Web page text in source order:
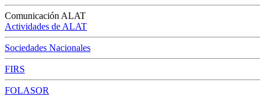
Comunicación ALAT
Actividades de ALAT
Sociedades Nacionales
FIRS
FOLASOR